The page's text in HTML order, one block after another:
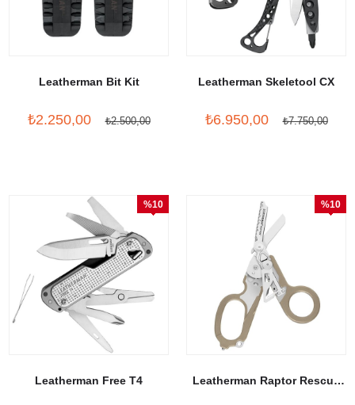
Leatherman Bit Kit
₺2.250,00 ₺2.500,00
Leatherman Skeletool CX
₺6.950,00 ₺7.750,00
Leatherman Free T4
%10
Leatherman Raptor Rescue
%10